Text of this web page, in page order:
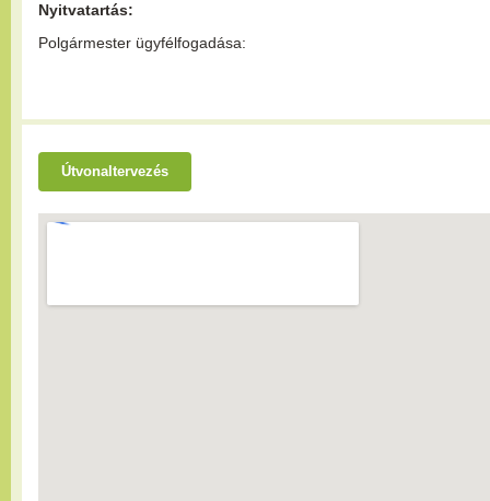
Nyitvatartás:
Polgármester ügyfélfogadása:
Útvonaltervezés